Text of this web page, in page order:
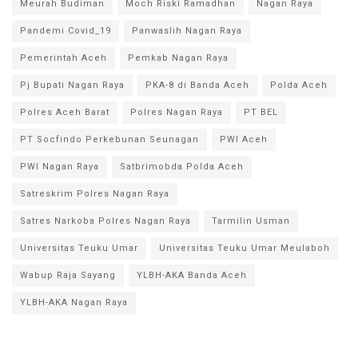
Meurah Budiman Moch Riski Ramadhan Nagan Raya
Pandemi Covid_19 Panwaslih Nagan Raya
Pemerintah Aceh Pemkab Nagan Raya
Pj Bupati Nagan Raya PKA-8 di Banda Aceh Polda Aceh
Polres Aceh Barat Polres Nagan Raya PT BEL
PT Socfindo Perkebunan Seunagan PWI Aceh
PWI Nagan Raya Satbrimobda Polda Aceh
Satreskrim Polres Nagan Raya
Satres Narkoba Polres Nagan Raya Tarmilin Usman
Universitas Teuku Umar Universitas Teuku Umar Meulaboh
Wabup Raja Sayang YLBH-AKA Banda Aceh
YLBH-AKA Nagan Raya